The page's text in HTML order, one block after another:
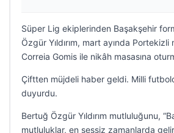
Süper Lig ekiplerinden Başakşehir
Özgür Yıldırım, mart ayında Portekizli
Correia Gomis ile nikâh masasına
Çiftten müjdeli haber geldi. Milli
duyurdu.
Bertuğ Özgür Yıldırım mutluluğunu,
mutluluklar, en sessiz zamanlarda